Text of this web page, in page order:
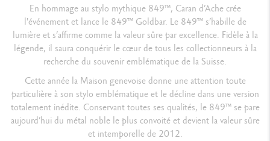
En hommage au stylo mythique 849™, Caran d’Ache crée
l'événement et lance le 849™ Goldbar. Le 849™ s’habille de
lumière et s’affirme comme la valeur sûre par excellence. Fidèle à la
légende, il saura conquérir le cœur de tous les collectionneurs à la
recherche du souvenir emblématique de la Suisse.
Cette année la Maison genevoise donne une attention toute
particulière à son stylo emblématique et le décline dans une version
totalement inédite. Conservant toutes ses qualités, le 849™ se pare
aujourd’hui du métal noble le plus convoité et devient la valeur sûre
et intemporelle de 2012.